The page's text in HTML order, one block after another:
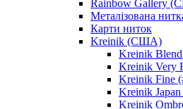
Rainbow Gallery
Металізована
Карти ниток
Kreinik (США)
Kreinik
Kreinik Very
Kreinik Fine
Kreinik
Kreinik